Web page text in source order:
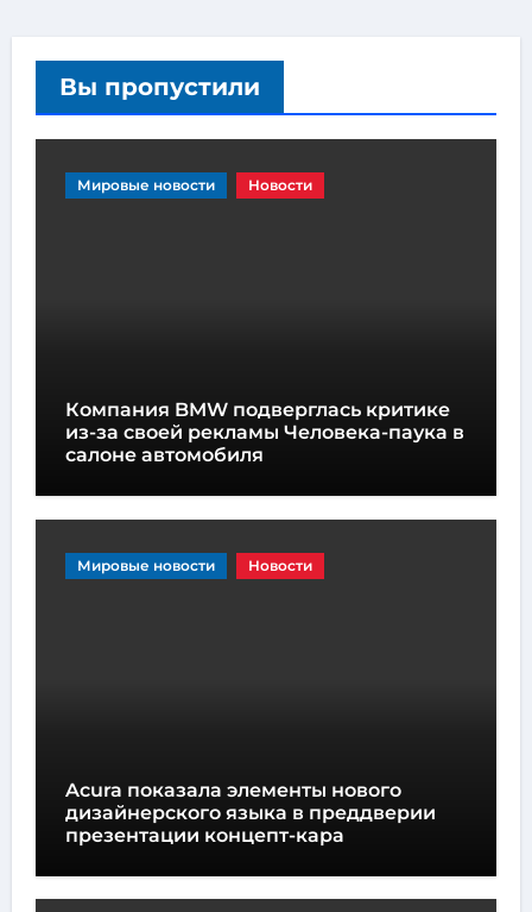
Вы пропустили
Мировые новости Новости
Компания BMW подверглась критике
из-за своей рекламы Человека-паука в
салоне автомобиля
Мировые новости Новости
Acura показала элементы нового
дизайнерского языка в преддверии
презентации концепт-кара